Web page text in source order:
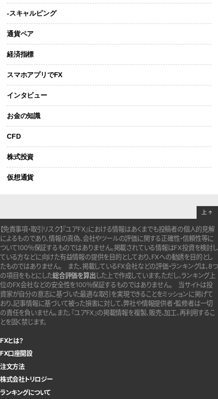
-スキャルピング
通貨ペア
経済指標
スマホアプリでFX
インタビュー
お金の知識
CFD
株式投資
仮想通貨
【免責事項・取引リスク】『ユアFX』における情報はあくまでも投稿者の個人的見解
によるものであり、情報の真偽、会社やツールの評価に関する正確性・信頼性等に
ついて100％保証するものではありません。掲載されている情報はFX投資を検討し
ている方などに向けた有益情報の提供を目的としており、FXへの勧誘を目的とし
たものではありません。 また、掲載しているFX会社などの評価・ランキングは、8つ
の項目をもとにした総合評価を算出 した上で作成しています。ただし、ランキング上
位のFX会社などの安全性を100％保証するものではありません。
当サイトは投
資家が自分の意志に基づいた最適な取引を実現できることをミッションに掲げて
おり、記事情報に基づいて被った損害に対して、弊社や情報提供者・監修者は一切
の責任を負いません。また、『ユアFX』の掲載情報を複製、販売、加工、再利用するこ
とを固く禁じます。
FXとは？
FX口座開設
注文方法
株式会社トリロジー
ランキングについて
上 ↑